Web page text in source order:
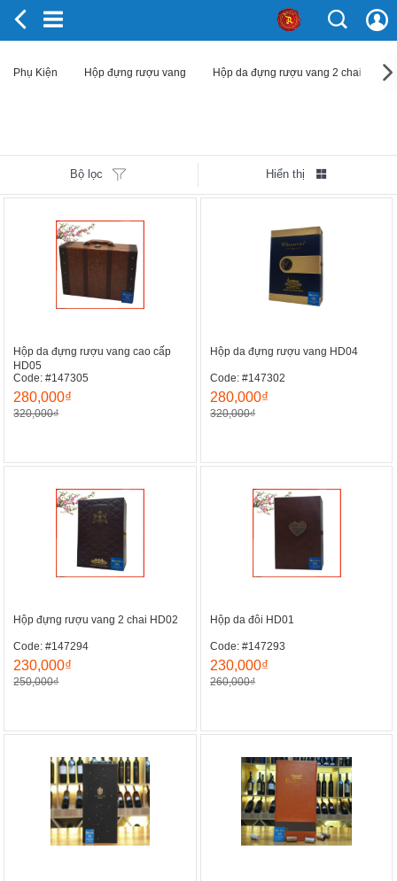
Phụ Kiện Hộp đựng rượu vang Hộp da đựng rượu vang 2 chai
Bộ lọc Hiển thị
Hộp da đựng rượu vang cao cấp
HD05
Code: #147305
280,000₫
320,000₫
Hộp da đựng rượu vang HD04
Code: #147302
280,000₫
320,000₫
Hộp đựng rượu vang 2 chai HD02
Code: #147294
230,000₫
250,000₫
Hộp da đôi HD01
Code: #147293
230,000₫
260,000₫